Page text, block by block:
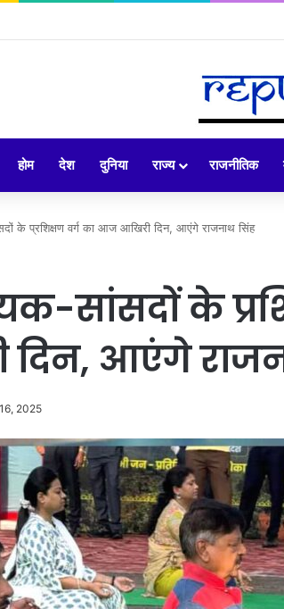
होम देश दुनिया राज्य राजनीतिक
के प्रशिक्षण वर्ग का आज आखिरी दिन, आएंगे राजनाथ सिंह
सांसदों के
आएंगे
2025